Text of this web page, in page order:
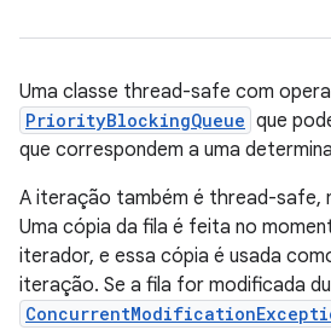
Uma classe thread-safe com
PriorityBlockingQueue que
que correspondem a uma
A iteração também é thread-safe,
Uma cópia da fila é feita no
iterador, e essa cópia é usada
iteração. Se a fila for modificada